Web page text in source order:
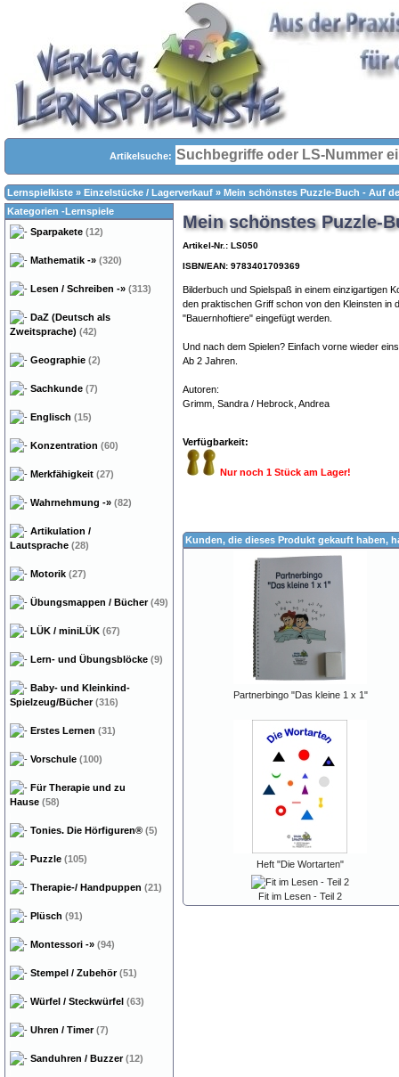
Artikelsuche:
Lernspielkiste » Einzelstücke / Lagerverkauf » Mein schönstes Puzzle-Buch - Auf
Mein schönstes Puzzle-
Artikel-Nr.: LS050
ISBN/EAN: 9783401709369
Bilderbuch und Spielspaß in einem einzigartigen
den praktischen Griff schon von den Kleinsten in
"Bauernhoftiere" eingefügt werden.
Und nach dem Spielen? Einfach vorne wieder
Ab 2 Jahren.
Autoren:
Grimm, Sandra / Hebrock, Andrea
Verfügbarkeit:
Nur noch 1 Stück am Lager!
Kunden, die dieses Produkt gekauft haben,
Partnerbingo "Das kleine 1 x 1"
Heft "Die Wortarten"
Fit im Lesen - Teil 2
Kategorien -Lernspiele
Sparpakete (12)
Mathematik -» (320)
Lesen / Schreiben -» (313)
DaZ (Deutsch als
Zweitsprache) (42)
Geographie (2)
Sachkunde (7)
Englisch (15)
Konzentration (60)
Merkfähigkeit (27)
Wahrnehmung -» (82)
Artikulation /
Lautsprache (28)
Motorik (27)
Übungsmappen / Bücher(49)
LÜK / miniLÜK (67)
Lern- und Übungsblöcke (9)
Baby- und Kleinkind-
Spielzeug/Bücher(316)
Erstes Lernen (31)
Vorschule (100)
Für Therapie und zu
Hause (58)
Tonies. Die Hörfiguren® (5)
Puzzle (105)
Therapie-/ Handpuppen (21)
Plüsch (91)
Montessori -» (94)
Stempel / Zubehör(51)
Würfel / Steckwürfel (63)
Uhren / Timer(7)
Sanduhren / Buzzer(12)